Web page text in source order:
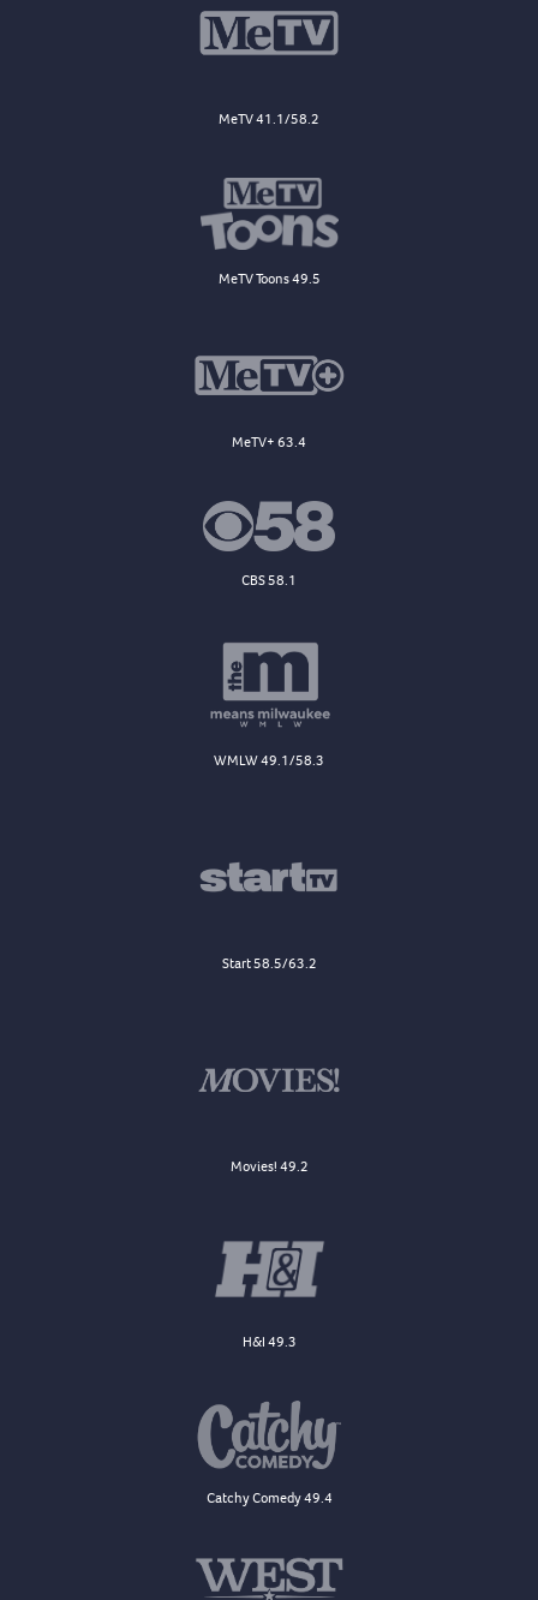
MeTV 41.1/58.2
MeTV Toons 49.5
MeTV+ 63.4
CBS 58.1
WMLW 49.1/58.3
Start 58.5/63.2
Movies! 49.2
H&I 49.3
Catchy Comedy 49.4